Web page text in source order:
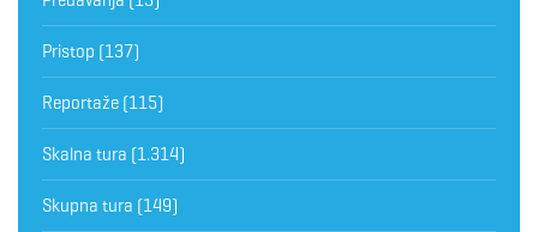
Pristop (137)
Reportaže (115)
Skalna tura (1.314)
Skupna tura (149)